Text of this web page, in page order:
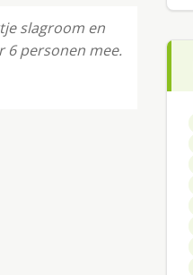
slagroom en
6 personen mee.